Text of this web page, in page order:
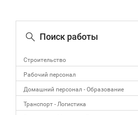
Поиск работы
Строительство
Рабочий персонал
Домашний персонал - Образование
Транспорт - Логистика